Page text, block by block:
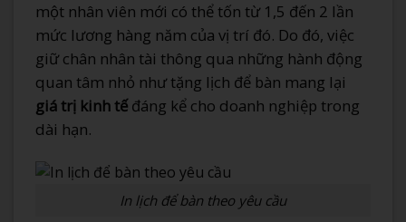
một nhân viên mới có thể tốn từ 1,5 đến 2 lần
mức lương hàng năm của vị trí đó. Do đó, việc
giữ chân nhân tài thông qua những hành động
quan tâm nhỏ như tặng lịch để bàn mang lại
giá trị kinh tếđáng kể cho doanh nghiệp trong
dài hạn.
In lịch để bàn theo yêu cầu